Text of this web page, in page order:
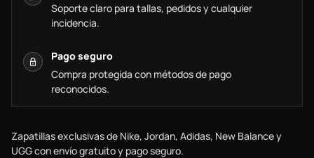
Soporte claro para tallas, pedidos y cualquier
incidencia.
Pago seguro
Compra protegida con métodos de pago
reconocidos.
Zapatillas exclusivas de Nike, Jordan, Adidas, New Balance y
UGG con envío gratuito y pago seguro.